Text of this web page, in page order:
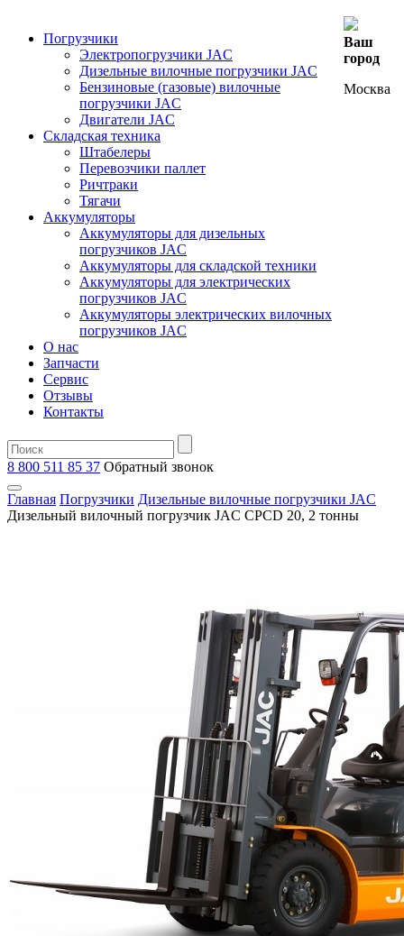
Погрузчики
Электропогрузчики JAC
Дизельные вилочные погрузчики JAC
Бензиновые (газовые) вилочные
погрузчики JAC
Двигатели JAC
Складская техника
Штабелеры
Перевозчики паллет
Ричтраки
Тягачи
Аккумуляторы
Аккумуляторы для дизельных
погрузчиков JAC
Аккумуляторы для складской техники
Аккумуляторы для электрических
погрузчиков JAC
Аккумуляторы электрических вилочных
погрузчиков JAC
О нас
Запчасти
Сервис
Отзывы
Контакты
Ваш
город
Москва
8 800 511 85 37 Oбратный звонок
Главная Погрузчики Дизельные вилочные погрузчики JAC
Дизельный вилочный погрузчик JAC CPCD 20, 2 тонны